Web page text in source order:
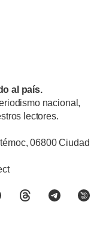
al país.
nacional,
lectores.
06800 Ciudad